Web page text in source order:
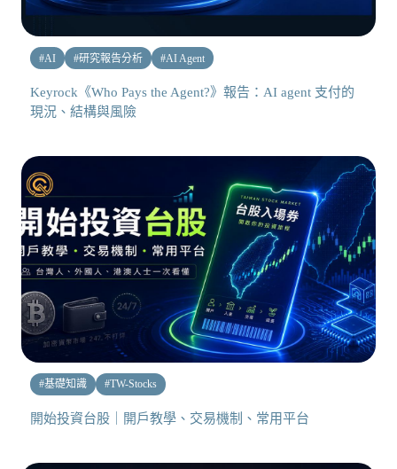
#AI #研究報告分析 #AI Agent
Keyrock《Who Pays the Agent?》報告：AI agent 支付的
現況、結構與風險
#基礎知識 #TW-Stocks
開始投資台股｜開戶教學、交易機制、常用平台